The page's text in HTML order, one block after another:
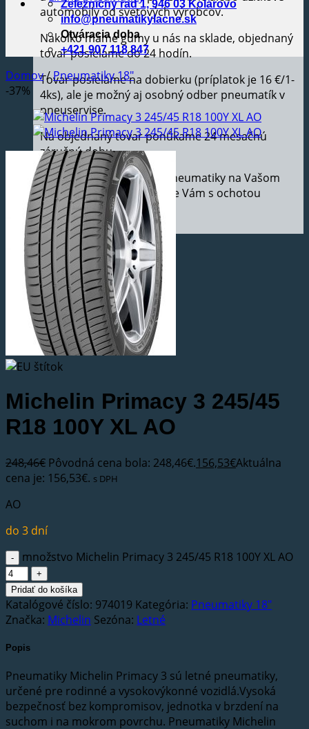
automobily od svetových výrobcov.
Nakoľko máme gumy u nás na sklade, objednaný
tovar posielame do 24 hodín.
Tovar posielame na dobierku (príplatok je 16 €/1-
4ks), ale je možný aj osobný odber pneumatík v
pneuservise.
Na objednaný tovar ponúkame 24 mesačnú
záručnú dobu.
Ak potrebujete vymeniť pneumatiky na Vašom
aute, v našom pneuservise Vám s ochotou
pomôžeme.
Železničný rad 1, 946 03 Kolárovo
info@pneumatikylacne.sk
Otváracia doba
+421 907 118 847
Domov/Pneumatiky 18"
-37%
Michelin Primacy 3 245/45
R18 100Y XL AO
248,46€ Pôvodná cena bola: 248,46€.156,53€Aktuálna
cena je: 156,53€. s DPH
AO
do 3 dní
množstvo Michelin Primacy 3 245/45 R18 100Y XL AO
Pridať do košíka
Katalógové číslo: 974019 Kategória: Pneumatiky 18"
Značka: Michelin Sezóna: Letné
Popis
Pneumatiky Michelin Primacy 3 sú letné pneumatiky,
určené pre rodinné a vysokovýkonné vozidlá.Vysoká
bezpečnosť bez kompromisov, jednotka v brzdení na
suchom i na mokrom povrchu. Pneumatiky Michelin